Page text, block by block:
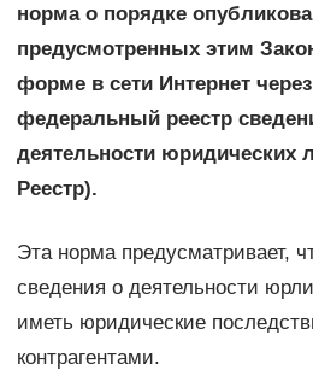
норма о порядке
предусмотренных этим
форме в сети Интернет
федеральный реестр
деятельности юридических
Реестр).
Эта норма предусматривает,
сведения о деятельности
иметь юридические
контрагентами.